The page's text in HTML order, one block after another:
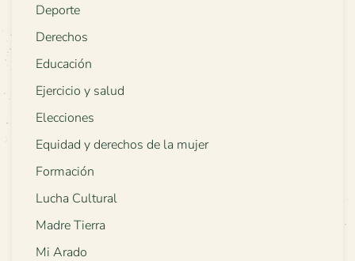
Deporte
Derechos
Educación
Ejercicio y salud
Elecciones
Equidad y derechos de la mujer
Formación
Lucha Cultural
Madre Tierra
Mi Arado